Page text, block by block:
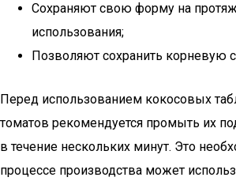
Сохраняют свою форму на
использования;
Позволяют сохранить корневую
Перед использованием кокосовых
томатов рекомендуется промыть их
в течение нескольких минут. Это
процессе производства может